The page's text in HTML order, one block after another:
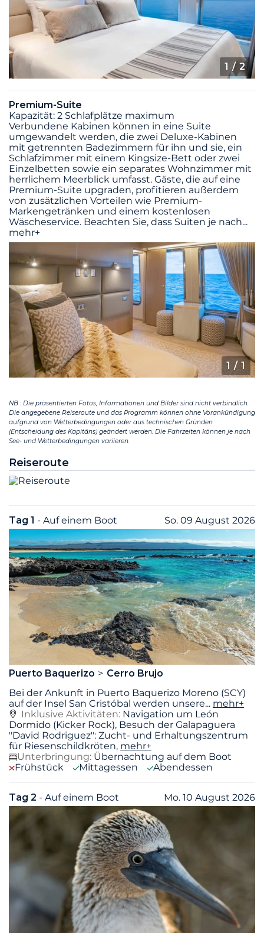
1 / 2
Premium-Suite
Kapazität: 2 Schlafplätze maximum
Verbundene Kabinen können in eine Suite
umgewandelt werden, die zwei Deluxe-Kabinen
mit getrennten Badezimmern für ihn und sie, ein
Schlafzimmer mit einem Kingsize-Bett oder zwei
Einzelbetten sowie ein separates Wohnzimmer mit
herrlichem Meerblick umfasst. Gäste, die auf eine
Premium-Suite upgraden, profitieren außerdem
von zusätzlichen Vorteilen wie Premium-
Markengetränken und einem kostenlosen
Wäscheservice. Beachten Sie, dass Suiten je nach...
mehr+
1 / 1
NB : Die präsentierten Fotos, Informationen und Bilder sind nicht verbindlich.
Die angegebene Reiseroute und das Programm können ohne Vorankündigung
aufgrund von Wetterbedingungen oder aus technischen Gründen
(Entscheidung des Kapitäns) geändert werden. Die Fahrzeiten können je nach
See- und Wetterbedingungen variieren.
Reiseroute
Tag 1 - Auf einem Boot So. 09 August 2026
Puerto Baquerizo
Cerro Brujo
Bei der Ankunft in Puerto Baquerizo Moreno (SCY)
auf der Insel San Cristóbal werden unsere... mehr+
Inklusive Aktivitäten: Navigation um León
Dormido (Kicker Rock), Besuch der Galapaguera
"David Rodriguez": Zucht- und Erhaltungszentrum
für Riesenschildkröten, mehr+
Unterbringung: Übernachtung auf dem Boot
Frühstück
Mittagessen Abendessen
Tag 2 - Auf einem Boot Mo. 10 August 2026